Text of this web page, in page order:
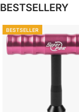
BESTSELLERY
BESTSELLER